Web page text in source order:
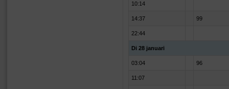
10:14
14:37 99
22:44
Di 28 januari
03:04 96
11:07